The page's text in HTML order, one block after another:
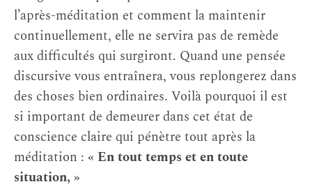
l’après-méditation et comment la maintenir
continuellement, elle ne servira pas de remède
aux difficultés qui surgiront. Quand une pensée
discursive vous entraînera, vous replongerez dans
des choses bien ordinaires. Voilà pourquoi il est
si important de demeurer dans cet état de
conscience claire qui pénètre tout après la
méditation : « En tout temps et en toute
situation, »